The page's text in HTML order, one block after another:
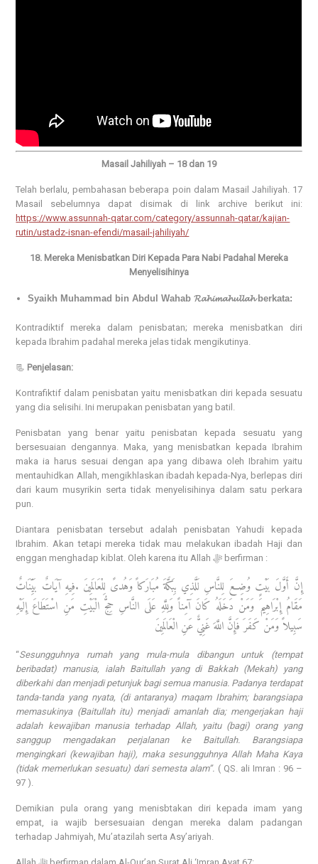
Masail Jahiliyah – 18 dan 19
Telah berlalu, pembahasan beberapa poin dalam Masail Jahiliyah. 17
Masail sebelumnya dapat disimak di link archive berikut ini:
https://www.assunnah-qatar.com/category/assunnah-qatar/kajian-
rutin/ustadz-isnan-efendi/masail-jahiliyah/
18. Mereka Menisbatkan Diri Kepada Para Nabi Padahal Mereka
Menyelisihinya
Syaikh Muhammad bin Abdul Wahab 𝓡𝓪𝓱𝓲𝓶𝓪𝓱𝓾𝓵𝓵𝓪𝓱 berkata:
Kontradiktif mereka dalam penisbatan; mereka menisbatkan diri
kepada Ibrahim padahal mereka jelas tidak mengikutinya.
📃 Penjelasan:
Kontrafiktif dalam penisbatan yaitu menisbatkan diri kepada sesuatu
yang dia selisihi. Ini merupakan penisbatan yang batil.
Penisbatan yang benar yaitu penisbatan kepada sesuatu yang
bersesuaian dengannya. Maka, yang menisbatkan kepada Ibrahim
maka ia harus sesuai dengan apa yang dibawa oleh Ibrahim yaitu
mentauhidkan Allah, mengikhlaskan ibadah kepada-Nya, berlepas diri
dari kaum musyrikin serta tidak menyelisihinya dalam satu perkara
pun.
Diantara penisbatan tersebut adalah penisbatan Yahudi kepada
Ibrahim. Akan tetapi mereka tidak mau melakukan ibadah Haji dan
enggan menghadap kiblat. Oleh karena itu Allah ﷻ berfirman :
إِنَّ أَوَّلَ بَيْتٍ وُضِعَ لِلنَّاسِ لَلَّذِي بِبَكَّةَ مُبَارَكاً وَهُدىً لِلْعَالَمِينَ .فِيهِ آيَاتٌ بَيِّنَاتٌ
مَقَامُ إِبْرَاهِيمَ وَمَنْ دَخَلَهُ كَانَ آمِناً وَلِلَّهِ عَلَى النَّاسِ حِجُّ الْبَيْتِ مَنِ اسْتَطَاعَ إِلَيْهِ
سَبِيلاً وَمَنْ كَفَرَ فَإِنَّ اللَّهَ غَنِيٌّ عَنِ الْعَالَمِينَ
“Sesungguhnya rumah yang mula-mula dibangun untuk (tempat
beribadat) manusia, ialah Baitullah yang di Bakkah (Mekah) yang
diberkahi dan menjadi petunjuk bagi semua manusia. Padanya terdapat
tanda-tanda yang nyata, (di antaranya) maqam Ibrahim; barangsiapa
memasukinya (Baitullah itu) menjadi amanlah dia; mengerjakan haji
adalah kewajiban manusia terhadap Allah, yaitu (bagi) orang yang
sanggup mengadakan perjalanan ke Baitullah. Barangsiapa
mengingkari (kewajiban haji), maka sesungguhnya Allah Maha Kaya
(tidak memerlukan sesuatu) dari semesta alam”. ( QS. ali Imran : 96 –
97 ).
Demikian pula orang yang menisbtakan diri kepada imam yang
empat, ia wajib bersesuaian dengan mereka dalam padangan
terhadap Jahmiyah, Mu’atazilah serta Asy’ariyah.